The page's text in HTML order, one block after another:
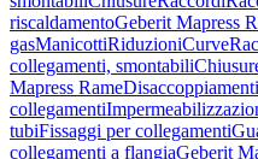
riscaldamentoGeberit Mapress
gasManicottiRiduzioniCurve
collegamenti, smontabili
Mapress Rame
collegamenti
tubiFissaggi per collegamenti
collegamenti a flangiaGeberit